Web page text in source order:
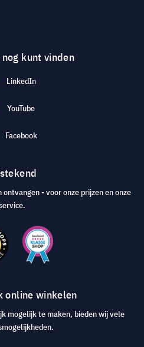
kunt vinden
LinkedIn
YouTube
Facebook
- voor onze prijzen en onze
online winkelen
mogelijk te maken, bieden wij vele